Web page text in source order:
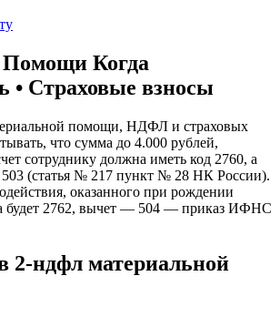
Когда
• Страховые взносы
помощи, НДФЛ и страховых
что сумма до 4.000 рублей,
сотруднику должна иметь код 2760, а
503 (статья № 217 пункт № 28 НК России).
оказанного при рождении
будет 2762, вычет — 504 — приказ ИФНС
2-ндфл материальной